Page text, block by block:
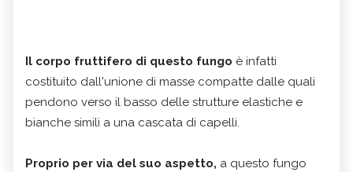
Il corpo fruttifero di questo fungo è infatti
costituito dall'unione di masse compatte dalle quali
pendono verso il basso delle strutture elastiche e
bianche simili a una cascata di capelli.
Proprio per via del suo aspetto, a questo fungo